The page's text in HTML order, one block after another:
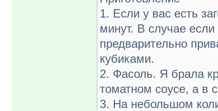
1. Если у вас есть
минут. В случае
предварительно
кубиками.
2. Фасоль. Я брала
томатном соусе, а в
3. На небольшом